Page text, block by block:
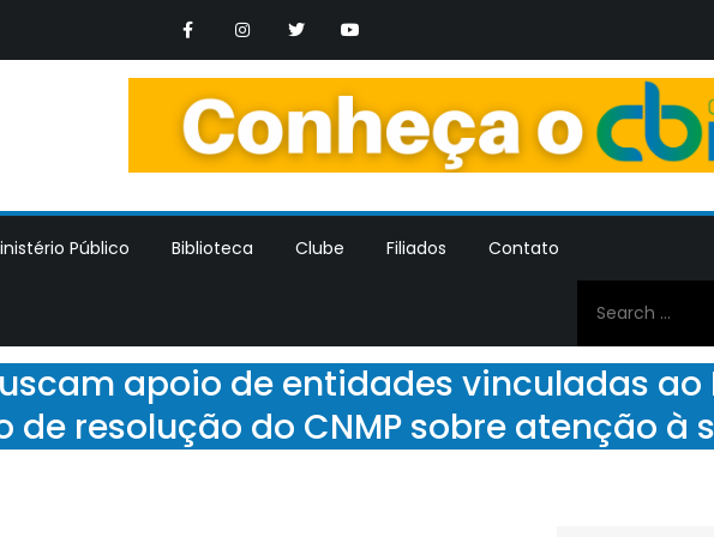
Trabalhadores dos Ministerios Publicos Estaduais
Público Biblioteca Clube Filiados
Contato
for:
buscam apoio de entidades vinculadas
resolução do CNMP sobre atenção à